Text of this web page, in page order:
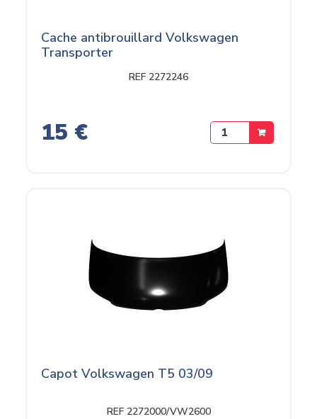
Cache antibrouillard Volkswagen
Transporter
REF 2272246
15 €
Capot Volkswagen T5 03/09
REF 2272000/VW2600